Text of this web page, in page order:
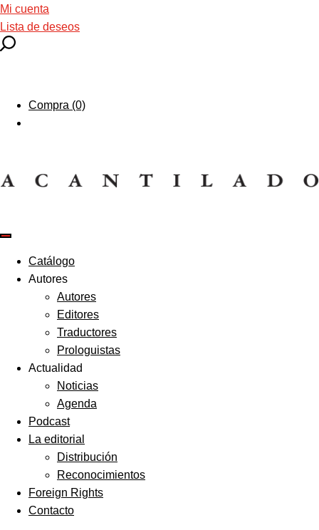
Mi cuenta
Lista de deseos
Compra (0)
Catálogo
Autores
Autores
Editores
Traductores
Prologuistas
Actualidad
Noticias
Agenda
Podcast
La editorial
Distribución
Reconocimientos
Foreign Rights
Contacto